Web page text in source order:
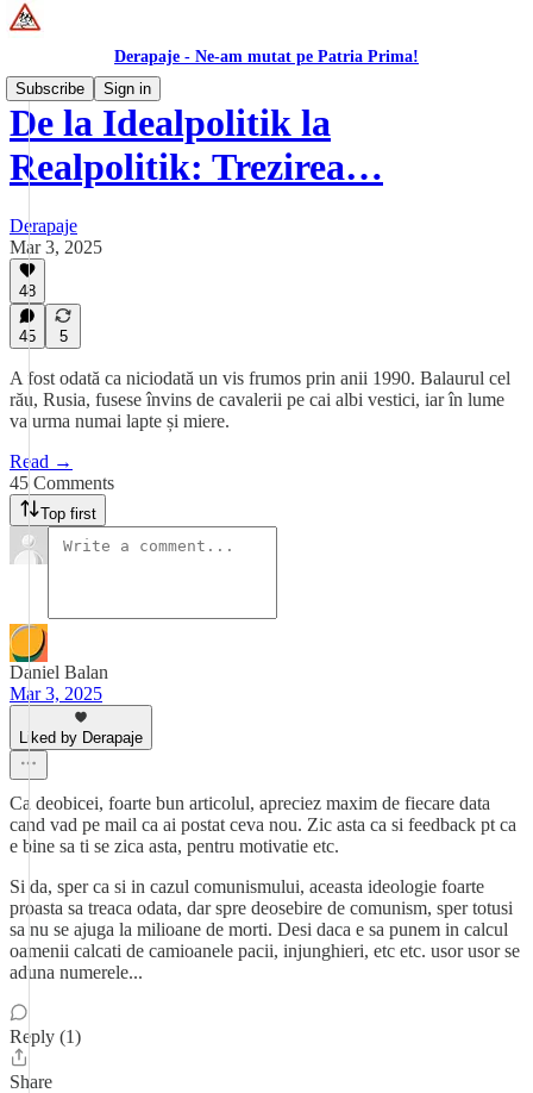
Derapaje - Ne-am mutat pe Patria Prima!
Subscribe
Sign in
De la Idealpolitik la
Realpolitik: Trezirea…
Derapaje
Mar 3, 2025
48
45 5
A fost odată ca niciodată un vis frumos prin anii 1990. Balaurul cel
rău, Rusia, fusese învins de cavalerii pe cai albi vestici, iar în lume
va urma numai lapte și miere.
Read →
45 Comments
Top first
Daniel Balan
Mar 3, 2025
Liked by Derapaje
Ca deobicei, foarte bun articolul, apreciez maxim de fiecare data
cand vad pe mail ca ai postat ceva nou. Zic asta ca si feedback pt ca
e bine sa ti se zica asta, pentru motivatie etc.
Si da, sper ca si in cazul comunismului, aceasta ideologie foarte
proasta sa treaca odata, dar spre deosebire de comunism, sper totusi
sa nu se ajuga la milioane de morti. Desi daca e sa punem in calcul
oamenii calcati de camioanele pacii, injunghieri, etc etc. usor usor se
aduna numerele...
Reply (1)
Share